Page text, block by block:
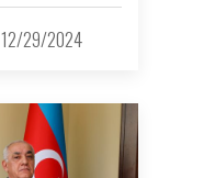
12/29/2024